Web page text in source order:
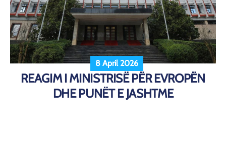
8 April 2026
REAGIM I MINISTRISË PËR EVROPËN
DHE PUNËT E JASHTME